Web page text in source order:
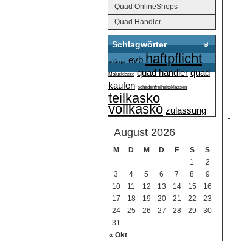
Quad OnlineShops
Quad Händler
Schlagwörter
anfänger evb haftpflicht
Malusklasse quad händler quad
kaufen schadenfreiheitsklassen
teilkasko
vollkasko zulassung
August 2026
M D M D F S S
« Okt
1
2
3
4 5 6 7 8
9
10
11 12 13 14 15
16
17
18 19 20 21 22
23
24
25 26 27 28 29
30
31